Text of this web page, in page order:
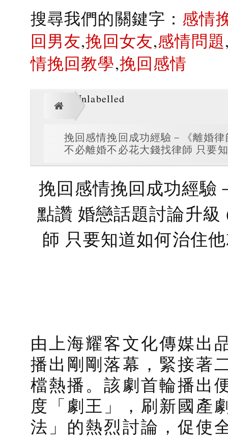
搜尋我們的關鍵字： 感情
回男友,挽回女友,感情問題
情挽回教學,挽回感情
Unlabelled
挽回感情挽回成功經驗－《離婚
不必離婚不必花大錢找律師 只要
挽回感情挽回成功經驗
點讚 婚戀話題討論升
師 只要知道如何治住
由上海耀客文化傳媒出
播出剛剛落幕，緊接著
檔熱播。該劇首輪播出
度「劇王」，刷新國產
法」的熱烈討論，促使